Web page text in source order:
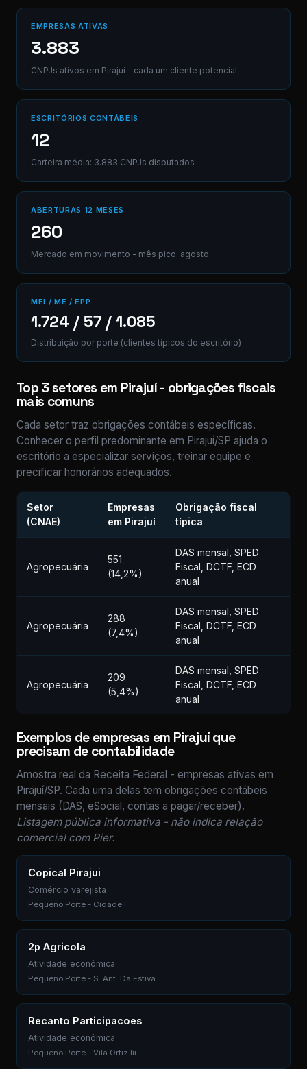
EMPRESAS ATIVAS
3.883
CNPJs ativos em Pirajuí - cada um cliente potencial
ESCRITÓRIOS CONTÁBEIS
12
Carteira média: 3.883 CNPJs disputados
ABERTURAS 12 MESES
260
Mercado em movimento - mês pico: agosto
MEI / ME / EPP
1.724 / 57 / 1.085
Distribuição por porte (clientes típicos do escritório)
Top 3 setores em Pirajuí - obrigações fiscais
mais comuns
Cada setor traz obrigações contábeis específicas.
Conhecer o perfil predominante em Pirajuí/SP ajuda o
escritório a especializar serviços, treinar equipe e
precificar honorários adequados.
Setor
(CNAE)
Empresas
em Pirajuí
Obrigação fiscal
típica
Agropecuária
551
(14,2%)
DAS mensal, SPED
Fiscal, DCTF, ECD
anual
Agropecuária
288
(7,4%)
DAS mensal, SPED
Fiscal, DCTF, ECD
anual
Agropecuária
209
(5,4%)
DAS mensal, SPED
Fiscal, DCTF, ECD
anual
Exemplos de empresas em Pirajuí que
precisam de contabilidade
Amostra real da Receita Federal - empresas ativas em
Pirajuí/SP. Cada uma delas tem obrigações contábeis
mensais (DAS, eSocial, contas a pagar/receber).
Listagem pública informativa - não indica relação
comercial com Pier.
Copical Pirajui
Comércio varejista
Pequeno Porte - Cidade I
2p Agricola
Atividade econômica
Pequeno Porte - S. Ant. Da Estiva
Recanto Participacoes
Atividade econômica
Pequeno Porte - Vila Ortiz Iii